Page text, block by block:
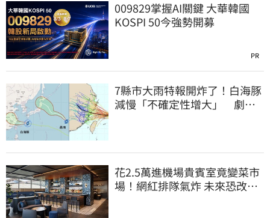
009829掌握AI關鍵 大華韓國
KOSPI 50今強勢開募
PR
7縣市大雨特報開炸了！白海豚
減慢「不確定性增大」 劇烈
花2.5萬進機場貴賓室竟變菜市
場！網紅排隊氣炸 未來恐改動